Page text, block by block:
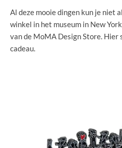
Al deze mooie dingen kun je niet
winkel in het museum in New
van de MoMA Design Store. Hier
cadeau.